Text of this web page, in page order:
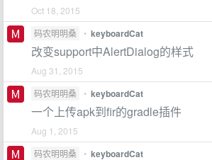
Oct 18, 2015
码农明明桑
• keyboardCat
改变support中AlertDialog的样式
Aug 31, 2015
码农明明桑
• keyboardCat
一个上传apk到fir的gradle插件
Aug 1, 2015
码农明明桑
• keyboardCat